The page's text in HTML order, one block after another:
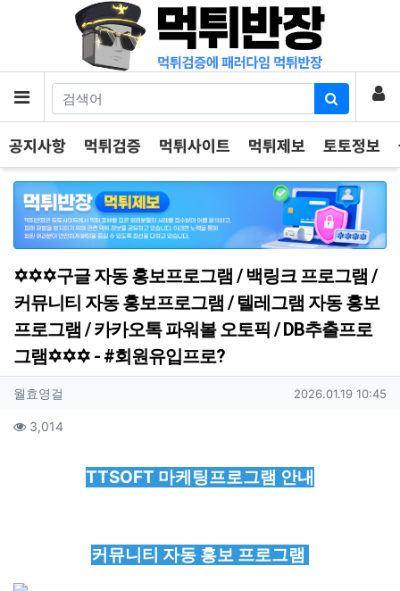
메뉴 로
공지사항 먹튀검증 먹튀사이트 먹튀제보 토토정보
✡️✡️✡️구글 자동 홍보프로그램 / 백링크 프로그램 /
커뮤니티 자동 홍보프로그램 / 텔레그램 자동 홍보
프로그램 / 카카오톡 파워볼 오토픽 / DB추출프로
그램✡️✡️✡️ - #회원유입프로?
작성자 정보
월효영걸 작성일
2026.01.19 10:45
컨텐츠 정보
3,014
TTSOFT 마케팅프로그램 안내
커뮤니티 자동 홍보 프로그램